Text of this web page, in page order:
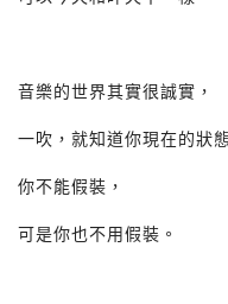
音樂的世界其實很誠實，
一吹，就知道你現在的狀
你不能假裝，
可是你也不用假裝。